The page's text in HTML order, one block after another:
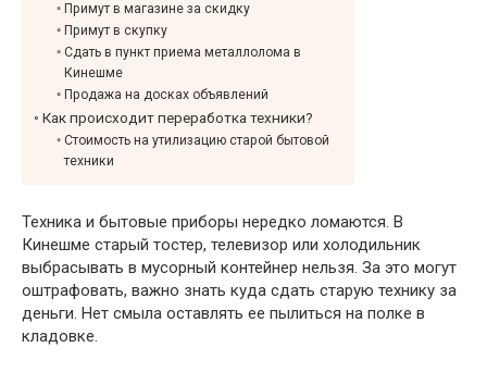
Примут в магазине за скидку
Примут в скупку
Сдать в пункт приема металлолома в
Кинешме
Продажа на досках объявлений
Как происходит переработка техники?
Стоимость на утилизацию старой бытовой
техники
Техника и бытовые приборы нередко ломаются. В
Кинешме старый тостер, телевизор или холодильник
выбрасывать в мусорный контейнер нельзя. За это могут
оштрафовать, важно знать куда сдать старую технику за
деньги. Нет смыла оставлять ее пылиться на полке в
кладовке.